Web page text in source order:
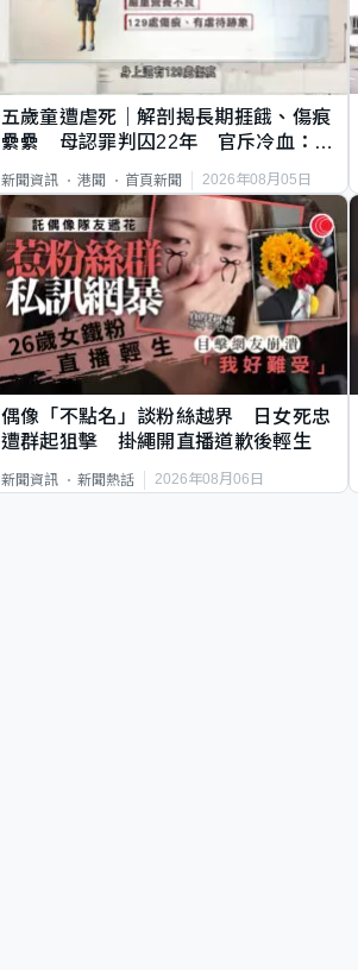
五歲童遭虐死｜解剖揭長期捱餓、傷痕
纍纍 母認罪判囚22年 官斥冷血：同
新聞資訊 港聞 首頁新聞 2026年08月05日
偶像「不點名」談粉絲越界 日女死忠
遭群起狙擊 掛繩開直播道歉後輕生
新聞資訊 新聞熱話 2026年08月06日